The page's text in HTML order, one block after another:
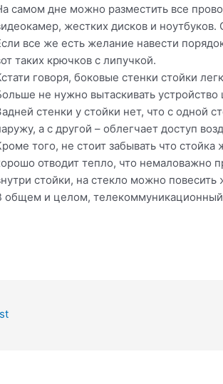
самом дне можно разместить все
жестких дисков и
все же есть желание навести
таких крючков с липучкой.
говоря, боковые стенки стойки
не нужно вытаскивать
стенки у стойки нет, что с одной
а с другой – облегчает доступ
того, не стоит забывать что
отводит тепло, что немаловажно
стойки, на стекло можно
общем и целом, телекоммуникационный